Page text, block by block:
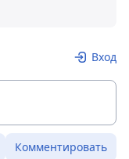
Вход
Комментировать